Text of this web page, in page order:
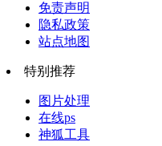
免责声明
隐私政策
站点地图
特别推荐
图片处理
在线ps
神狐工具